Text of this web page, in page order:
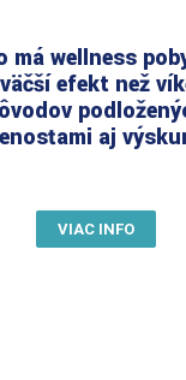
má wellness
efekt než
aj
VIAC INFO